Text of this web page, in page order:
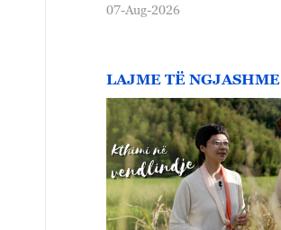
07-Aug-2026
LAJME TË NGJASHME